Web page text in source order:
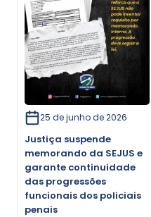
25 de junho de 2026
Justiça suspende
memorando da SEJUS e
garante continuidade
das progressões
funcionais dos policiais
penais